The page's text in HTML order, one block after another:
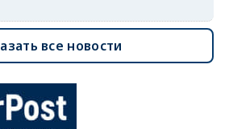
все новости